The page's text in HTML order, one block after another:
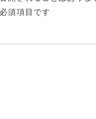
須項目です